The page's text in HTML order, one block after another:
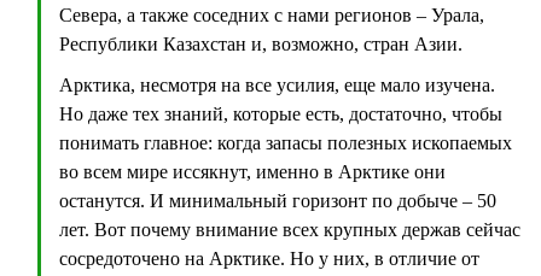
Севера, а также соседних с нами регионов – Урала,
Республики Казахстан и, возможно, стран Азии.
Арктика, несмотря на все усилия, еще мало изучена.
Но даже тех знаний, которые есть, достаточно, чтобы
понимать главное: когда запасы полезных ископаемых
во всем мире иссякнут, именно в Арктике они
останутся. И минимальный горизонт по добыче – 50
лет. Вот почему внимание всех крупных держав сейчас
сосредоточено на Арктике. Но у них, в отличие от